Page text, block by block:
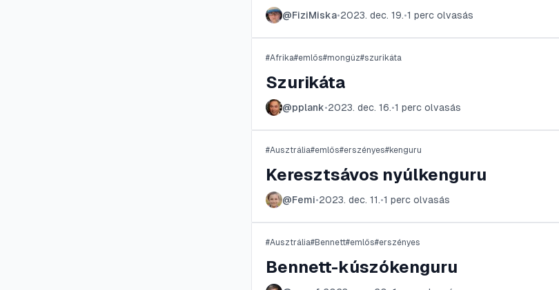
@FiziMiska•2023. dec. 19.•1 perc olvasás
#Afrika#emlős#mongúz#szurikáta
Szurikáta
@pplank•2023. dec. 16.•1 perc olvasás
#Ausztrália#emlős#erszényes#kenguru
Keresztsávos nyúlkenguru
@Femi•2023. dec. 11.•1 perc olvasás
#Ausztrália#Bennett#emlős#erszényes
Bennett-kúszókenguru